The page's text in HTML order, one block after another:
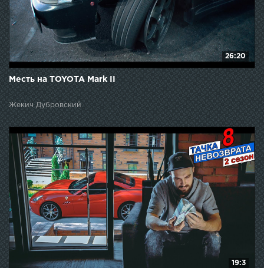
26:20
Месть на TOYOTA Mark II
Жекич Дубровский
19:3